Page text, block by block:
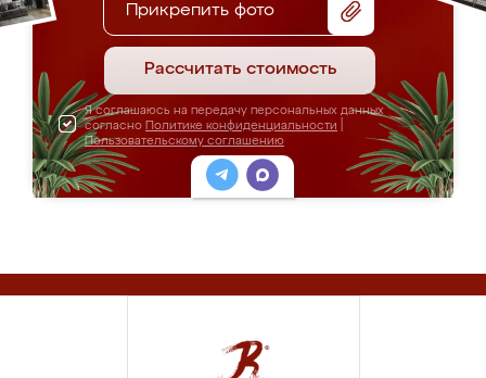
Прикрепить фото
Рассчитать стоимость
Я соглашаюсь на передачу персональных данных
согласно Политике конфиденциальности
Пользовательскому соглашению